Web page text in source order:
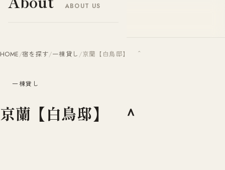
ABOUT US
HOME/宿を探す/一棟貸し /京蘭【白鳥邸】 ＾
一棟貸し
京蘭【白鳥邸】 ＾